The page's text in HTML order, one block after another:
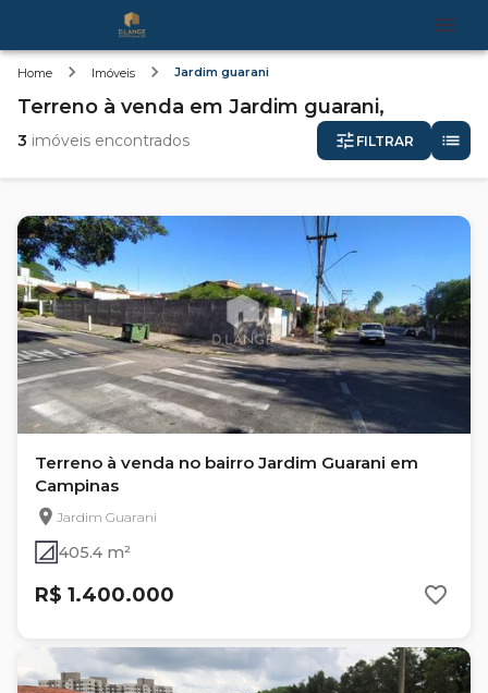
Home Imóveis Jardim guarani
Terreno à venda em Jardim guarani,
3 imóveis encontrados FILTRAR
Terreno à venda no bairro Jardim Guarani em
Campinas
Jardim Guarani
405.4 m²
R$ 1.400.000